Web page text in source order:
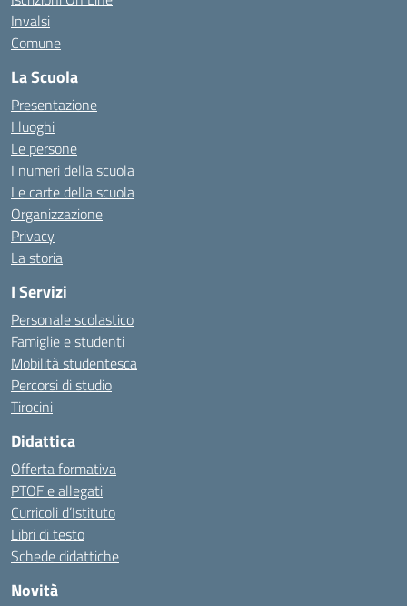
Invalsi
Comune
La Scuola
Presentazione
I luoghi
Le persone
I numeri della scuola
Le carte della scuola
Organizzazione
Privacy
La storia
I Servizi
Personale scolastico
Famiglie e studenti
Mobilità studentesca
Percorsi di studio
Tirocini
Didattica
Offerta formativa
PTOF e allegati
Curricoli d’Istituto
Libri di testo
Schede didattiche
Novità